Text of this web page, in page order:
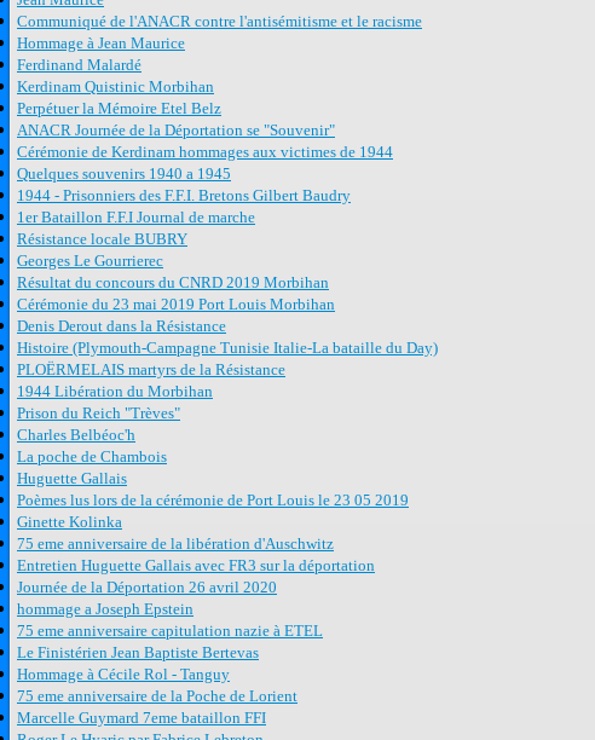
Communiqué de l'ANACR contre l'antisémitisme et le racisme
Hommage à Jean Maurice
Ferdinand Malardé
Kerdinam Quistinic Morbihan
Perpétuer la Mémoire Etel Belz
ANACR Journée de la Déportation se "Souvenir"
Cérémonie de Kerdinam hommages aux victimes de 1944
Quelques souvenirs 1940 a 1945
1944 - Prisonniers des F.F.I. Bretons Gilbert Baudry
1er Bataillon F.F.I Journal de marche
Résistance locale BUBRY
Georges Le Gourrierec
Résultat du concours du CNRD 2019 Morbihan
Cérémonie du 23 mai 2019 Port Louis Morbihan
Denis Derout dans la Résistance
Histoire (Plymouth-Campagne Tunisie Italie-La bataille du Day)
PLOËRMELAIS martyrs de la Résistance
1944 Libération du Morbihan
Prison du Reich "Trèves"
Charles Belbéoc'h
La poche de Chambois
Huguette Gallais
Poèmes lus lors de la cérémonie de Port Louis le 23 05 2019
Ginette Kolinka
75 eme anniversaire de la libération d'Auschwitz
Entretien Huguette Gallais avec FR3 sur la déportation
Journée de la Déportation 26 avril 2020
hommage a Joseph Epstein
75 eme anniversaire capitulation nazie à ETEL
Le Finistérien Jean Baptiste Bertevas
Hommage à Cécile Rol - Tanguy
75 eme anniversaire de la Poche de Lorient
Marcelle Guymard 7eme bataillon FFI